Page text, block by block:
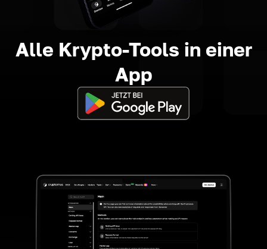
Alle Krypto-Tools in einer
App